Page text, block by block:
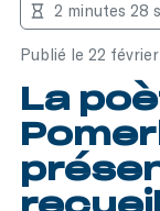
Publié le 22
2 minutes 28
La